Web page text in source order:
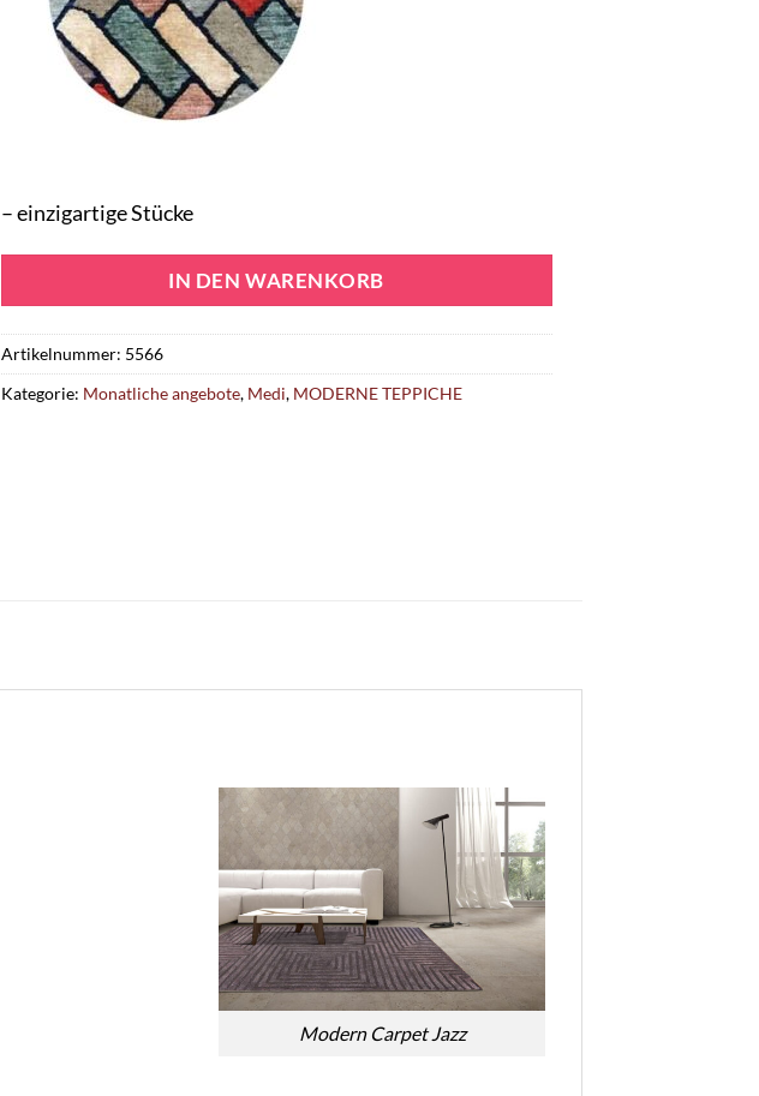
– einzigartige Stücke
IN DEN WARENKORB
Artikelnummer: 5566
Kategorie: Monatliche angebote, Medi, MODERNE TEPPICHE
Modern Carpet Jazz